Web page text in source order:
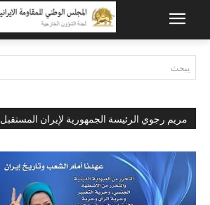
يبحث
مريم رجوي الرئيسة الجمهورية لإيران المستقبل